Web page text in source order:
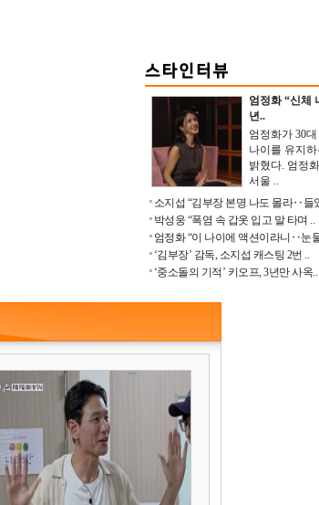
엄정화 “신체
년..
엄정화가 30대
나이를 유지
밝혔다. 엄정
서울 ..
소지섭 “김부장 본명 나도 몰라‥들
박성웅 “폭염 속 갑옷 입고 말 타며 ..
엄정화 “이 나이에 액션이라니‥눈
‘김부장’ 감독, 소지섭 캐스팅 2번 ..
‘중소돌의 기적’ 키오프, 3년만 사옥..